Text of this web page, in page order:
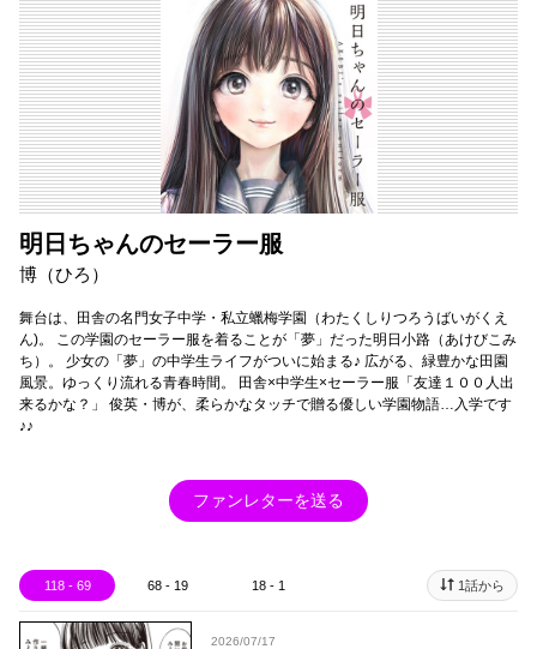
明日ちゃんのセーラー服
博（ひろ）
舞台は、田舎の名門女子中学・私立蠟梅学園（わたくしりつろうばいがくえ
ん)。 この学園のセーラー服を着ることが「夢」だった明日小路（あけびこみ
ち）。 少女の「夢」の中学生ライフがついに始まる♪ 広がる、緑豊かな田園
風景。ゆっくり流れる青春時間。 田舎×中学生×セーラー服「友達１００人出
来るかな？」 俊英・博が、柔らかなタッチで贈る優しい学園物語…入学です
♪♪
ファンレターを送る
118 - 69 68 - 19 18 - 1 1話から
2026/07/17